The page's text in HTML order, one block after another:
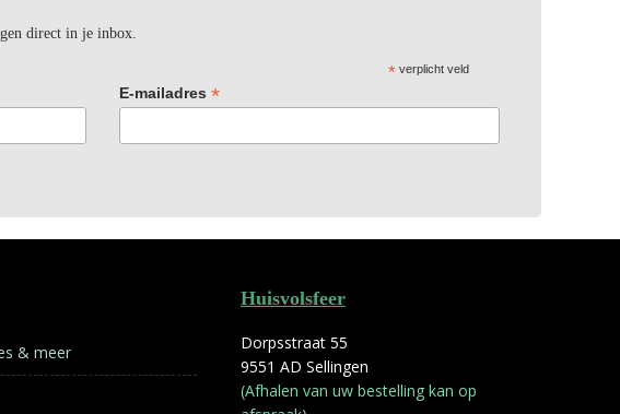
direct in je inbox.
*verplicht veld
E-mailadres *
& meer
Huisvolsfeer
Dorpsstraat 55
9551 AD Sellingen
(Afhalen van uw bestelling kan op